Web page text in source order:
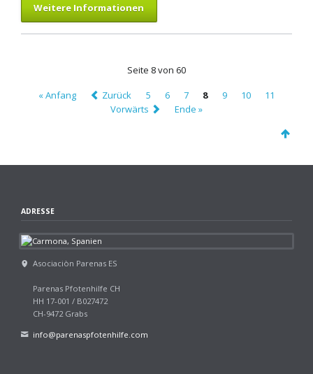
Weitere Informationen
Seite 8 von 60
« Anfang
Zurück 5 6 7 8 9 10
11
Vorwärts
Ende »
ADRESSE
Asociaciòn Parenas ES
Parenas Pfotenhilfe CH
HH 17-001 / B027472
CH-9472 Grabs
info@parenaspfotenhilfe.com